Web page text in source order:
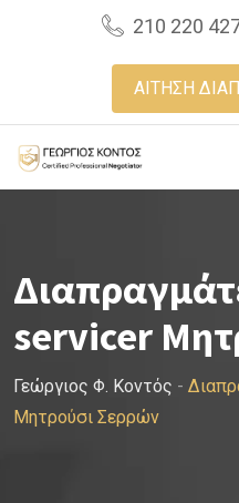
210 220
ΑΙΤΗΣΗ
servicer
Γεώργιος Φ. Κοντός -
Μητρούσι Σερρών